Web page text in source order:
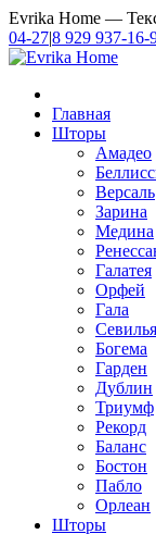
Evrika Home —
04-27|8 929 937-16-
Главная
Шторы
Амадео
Версаль
Зарина
Медина
Галатея
Орфей
Гала
Севилья
Богема
Гарден
Дублин
Триумф
Рекорд
Баланс
Бостон
Пабло
Орлеан
Шторы